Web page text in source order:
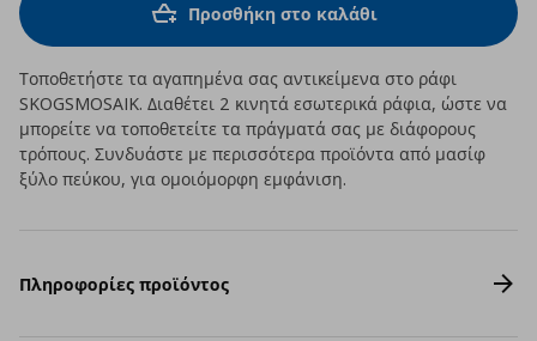
Προσθήκη στο καλάθι
Τοποθετήστε τα αγαπημένα σας αντικείμενα στο ράφι
SKOGSMOSAIK. Διαθέτει 2 κινητά εσωτερικά ράφια, ώστε να
μπορείτε να τοποθετείτε τα πράγματά σας με διάφορους
τρόπους. Συνδυάστε με περισσότερα προϊόντα από μασίφ
ξύλο πεύκου, για ομοιόμορφη εμφάνιση.
Πληροφορίες προϊόντος